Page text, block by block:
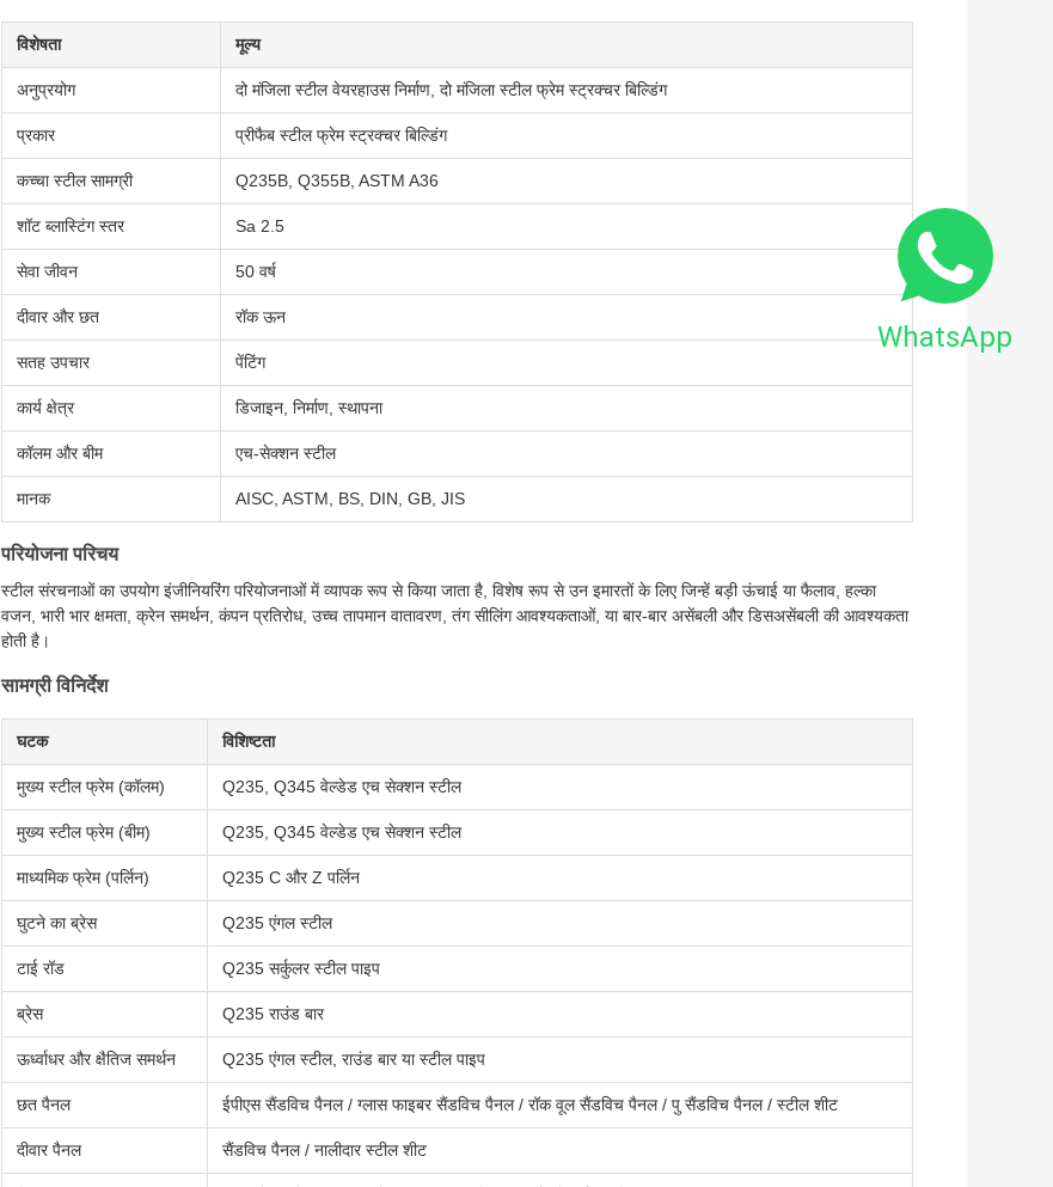
विशेषता मूल्य
अनुप्रयोग दो मंजिला स्टील वेयरहाउस निर्माण, दो मंजिला स्टील फ्रेम स्ट्रक्चर बिल्डिंग
प्रकार प्रीफैब स्टील फ्रेम स्ट्रक्चर बिल्डिंग
कच्चा स्टील सामग्री Q235B, Q355B, ASTM A36
शॉट ब्लास्टिंग स्तर Sa 2.5
सेवा जीवन 50 वर्ष
दीवार और छत रॉक ऊन
सतह उपचार पेंटिंग
कार्य क्षेत्र डिजाइन, निर्माण, स्थापना
कॉलम और बीम एच-सेक्शन स्टील
मानक AISC, ASTM, BS, DIN, GB, JIS
परियोजना परिचय
स्टील संरचनाओं का उपयोग इंजीनियरिंग परियोजनाओं में व्यापक रूप से किया जाता है, विशेष रूप से उन इमारतों के लिए जिन्हें बड़ी ऊंचाई या फैलाव, हल्का
वजन, भारी भार क्षमता, क्रेन समर्थन, कंपन प्रतिरोध, उच्च तापमान वातावरण, तंग सीलिंग आवश्यकताओं, या बार-बार असेंबली और डिसअसेंबली की आवश्यकता
होती है।
सामग्री विनिर्देश
घटक विशिष्टता
मुख्य स्टील फ्रेम (कॉलम) Q235, Q345 वेल्डेड एच सेक्शन स्टील
मुख्य स्टील फ्रेम (बीम) Q235, Q345 वेल्डेड एच सेक्शन स्टील
माध्यमिक फ्रेम (पर्लिन) Q235 C और Z पर्लिन
घुटने का ब्रेस Q235 एंगल स्टील
टाई रॉड Q235 सर्कुलर स्टील पाइप
ब्रेस Q235 राउंड बार
ऊर्ध्वाधर और क्षैतिज समर्थन Q235 एंगल स्टील, राउंड बार या स्टील पाइप
छत पैनल ईपीएस सैंडविच पैनल / ग्लास फाइबर सैंडविच पैनल / रॉक वूल सैंडविच पैनल / पु सैंडविच पैनल / स्टील शीट
दीवार पैनल सैंडविच पैनल / नालीदार स्टील शीट
WhatsApp